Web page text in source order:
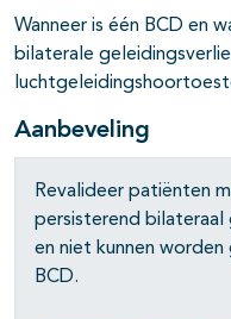
Wanneer is één BCD en
bilaterale
Aanbeveling
Revalideer patiënten
persisterend bilateraal
en niet kunnen
BCD.